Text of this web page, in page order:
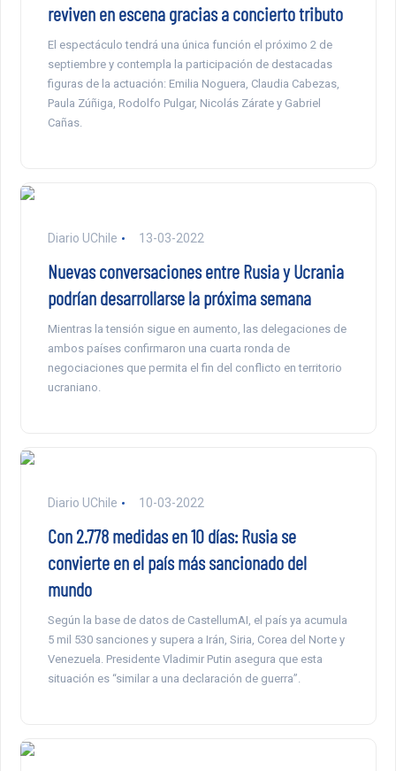
reviven en escena gracias a concierto tributo
El espectáculo tendrá una única función el próximo 2 de
septiembre y contempla la participación de destacadas
figuras de la actuación: Emilia Noguera, Claudia Cabezas,
Paula Zúñiga, Rodolfo Pulgar, Nicolás Zárate y Gabriel
Cañas.
Diario UChile 13-03-2022
Nuevas conversaciones entre Rusia y Ucrania
podrían desarrollarse la próxima semana
Mientras la tensión sigue en aumento, las delegaciones de
ambos países confirmaron una cuarta ronda de
negociaciones que permita el fin del conflicto en territorio
ucraniano.
Diario UChile 10-03-2022
Con 2.778 medidas en 10 días: Rusia se
convierte en el país más sancionado del
mundo
Según la base de datos de CastellumAI, el país ya acumula
5 mil 530 sanciones y supera a Irán, Siria, Corea del Norte y
Venezuela. Presidente Vladimir Putin asegura que esta
situación es “similar a una declaración de guerra”.